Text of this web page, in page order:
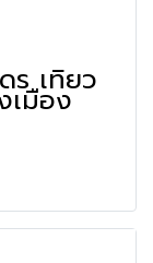
ร เที่ยว
เมือง